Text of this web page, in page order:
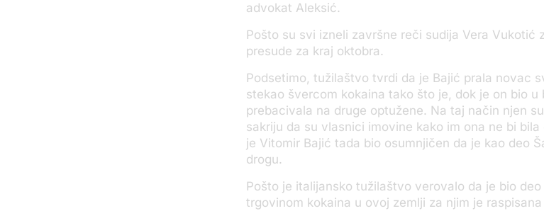
advokat Aleksić.
Pošto su svi izneli završne reči sudija Vera Vukotić
presude za kraj oktobra.
Podsetimo, tužilaštvo tvrdi da je Bajić prala novac
stekao švercom kokaina tako što je, dok je on bio
prebacivala na druge optužene. Na taj način njen
sakriju da su vlasnici imovine kako im ona ne bi
je Vitomir Bajić tada bio osumnjičen da je kao deo
drogu.
Pošto je italijansko tužilaštvo verovalo da je bio
trgovinom kokaina u ovoj zemlji za njim je